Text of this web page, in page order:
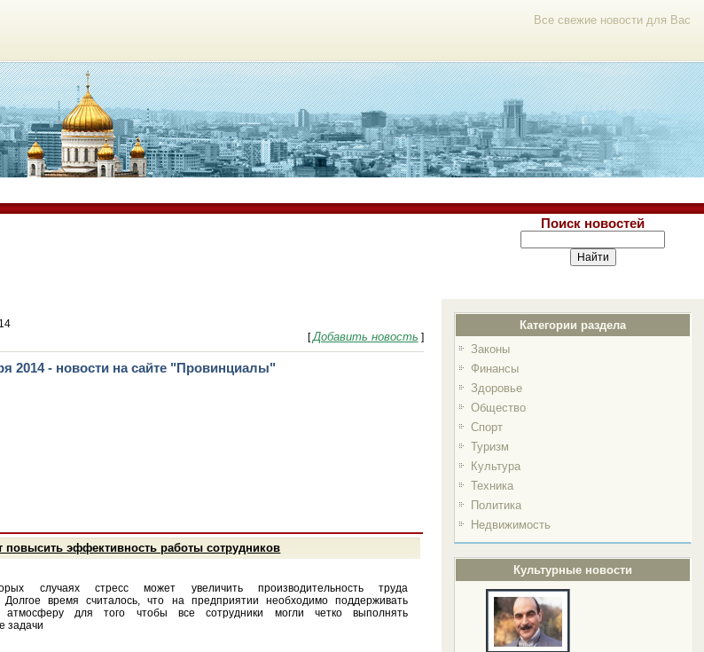
Все свежие новости для Вас
Поиск новостей
Категории раздела
Законы
Финансы
Здоровье
Общество
Спорт
Туризм
Культура
Техника
Политика
Недвижимость
Культурные новости
[Добавить новость ]
2014 - новости на сайте "Провинциалы"
повысить эффективность работы сотрудников
случаях стресс может увеличить производительность труда
Долгое время считалось, что на предприятии необходимо поддерживать
атмосферу для того чтобы все сотрудники могли четко выполнять
задачи